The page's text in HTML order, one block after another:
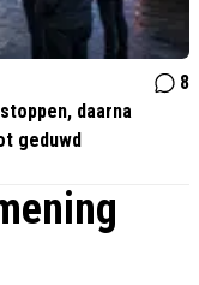
8
daarna
geduwd